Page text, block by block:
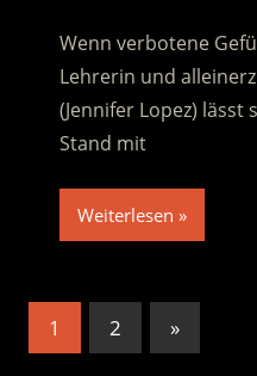
Wenn verbotene
Lehrerin und
(Jennifer Lopez) lässt
Stand mit
Weiterlesen
1 2
Nächste
Beiträge
»